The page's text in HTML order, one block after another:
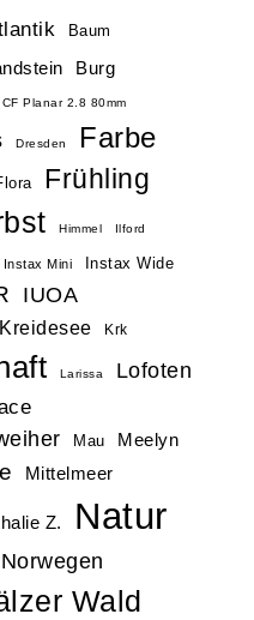
Baum
Burg
CF Planar 2.8 80mm
Dresden Farbe
Frühling
Himmel Ilford
Instax Mini
Instax Wide
IUOA
Kreidesee Krk
Larissa Lofoten
Mau Meelyn
Mittelmeer
Z. Natur
Norwegen
Wald